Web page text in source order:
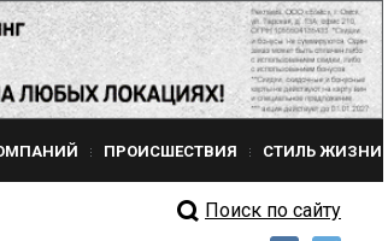
ПРОИСШЕСТВИЯ СТИЛЬ ЖИЗНИ
Поиск по сайту